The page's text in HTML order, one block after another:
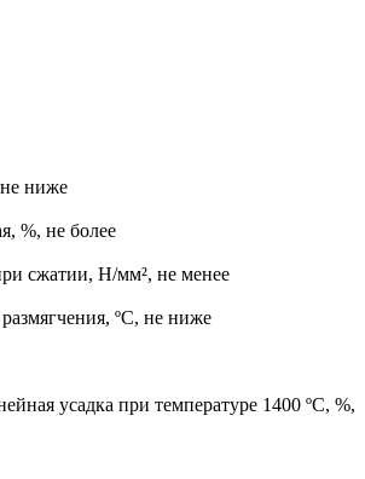
ниже
%, не более
сжатии, Н/мм², не менее
ºС, не ниже
усадка при температуре 1400 ºС, %,